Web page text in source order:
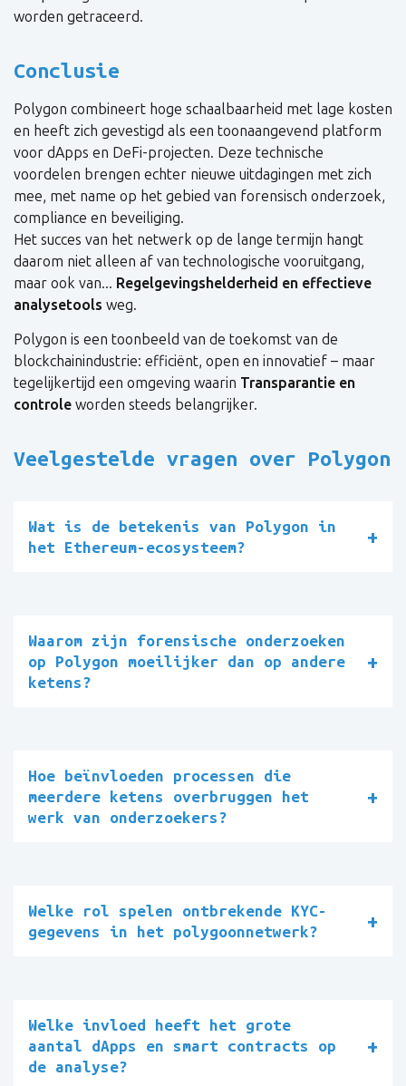
worden getraceerd.
Conclusie
Polygon combineert hoge schaalbaarheid met lage kosten
en heeft zich gevestigd als een toonaangevend platform
voor dApps en DeFi-projecten. Deze technische
voordelen brengen echter nieuwe uitdagingen met zich
mee, met name op het gebied van forensisch onderzoek,
compliance en beveiliging.
Het succes van het netwerk op de lange termijn hangt
daarom niet alleen af van technologische vooruitgang,
maar ook van... Regelgevingshelderheid en effectieve
analysetools weg.
Polygon is een toonbeeld van de toekomst van de
blockchainindustrie: efficiënt, open en innovatief – maar
tegelijkertijd een omgeving waarin Transparantie en
controle worden steeds belangrijker.
Veelgestelde vragen over Polygon
Wat is de betekenis van Polygon in
het Ethereum-ecosysteem?
Waarom zijn forensische onderzoeken
op Polygon moeilijker dan op andere
ketens?
Hoe beïnvloeden processen die
meerdere ketens overbruggen het
werk van onderzoekers?
Welke rol spelen ontbrekende KYC-
gegevens in het polygoonnetwerk?
Welke invloed heeft het grote
aantal dApps en smart contracts op
de analyse?